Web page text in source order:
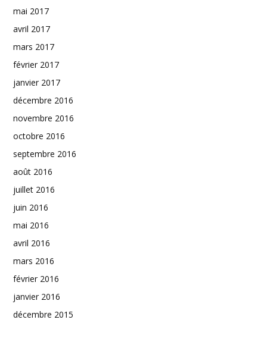
mai 2017
avril 2017
mars 2017
février 2017
janvier 2017
décembre 2016
novembre 2016
octobre 2016
septembre 2016
août 2016
juillet 2016
juin 2016
mai 2016
avril 2016
mars 2016
février 2016
janvier 2016
décembre 2015